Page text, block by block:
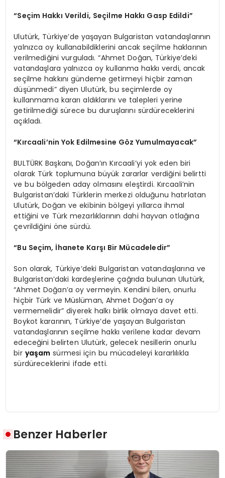
“Seçim Hakkı Verildi, Seçilme Hakkı Gasp Edildi”
Ulutürk, Türkiye’de yaşayan Bulgaristan vatandaşlarının
yalnızca oy kullanabildiklerini ancak seçilme haklarının
verilmediğini vurguladı. “Ahmet Doğan, Türkiye’deki
vatandaşlara yalnızca oy kullanma hakkı verdi, ancak
seçilme hakkını gündeme getirmeyi hiçbir zaman
düşünmedi” diyen Ulutürk, bu seçimlerde oy
kullanmama kararı aldıklarını ve talepleri yerine
getirilmediği sürece bu duruşlarını sürdüreceklerini
açıkladı.
“Kırcaali’nin Yok Edilmesine Göz Yumulmayacak”
BULTÜRK Başkanı, Doğan’ın Kırcaali’yi yok eden biri
olarak Türk toplumuna büyük zararlar verdiğini belirtti
ve bu bölgeden aday olmasını eleştirdi. Kırcaali’nin
Bulgaristan’daki Türklerin merkezi olduğunu hatırlatan
Ulutürk, Doğan ve ekibinin bölgeyi yıllarca ihmal
ettiğini ve Türk mezarlıklarının dahi hayvan otlağına
çevrildiğini öne sürdü.
“Bu Seçim, İhanete Karşı Bir Mücadeledir”
Son olarak, Türkiye’deki Bulgaristan vatandaşlarına ve
Bulgaristan’daki kardeşlerine çağrıda bulunan Ulutürk,
“Ahmet Doğan’a oy vermeyin. Kendini bilen, onurlu
hiçbir Türk ve Müslüman, Ahmet Doğan’a oy
vermemelidir” diyerek halkı birlik olmaya davet etti.
Boykot kararının, Türkiye’de yaşayan Bulgaristan
vatandaşlarının seçilme hakkı verilene kadar devam
edeceğini belirten Ulutürk, gelecek nesillerin onurlu
bir yaşam sürmesi için bu mücadeleyi kararlılıkla
sürdüreceklerini ifade etti.
Benzer Haberler